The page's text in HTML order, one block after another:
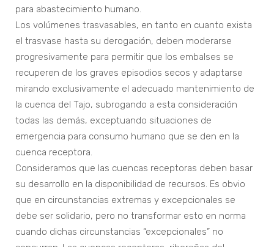
para abastecimiento humano.
Los volúmenes trasvasables, en tanto en cuanto exista
el trasvase hasta su derogación, deben moderarse
progresivamente para permitir que los embalses se
recuperen de los graves episodios secos y adaptarse
mirando exclusivamente el adecuado mantenimiento de
la cuenca del Tajo, subrogando a esta consideración
todas las demás, exceptuando situaciones de
emergencia para consumo humano que se den en la
cuenca receptora.
Consideramos que las cuencas receptoras deben basar
su desarrollo en la disponibilidad de recursos. Es obvio
que en circunstancias extremas y excepcionales se
debe ser solidario, pero no transformar esto en norma
cuando dichas circunstancias “excepcionales” no